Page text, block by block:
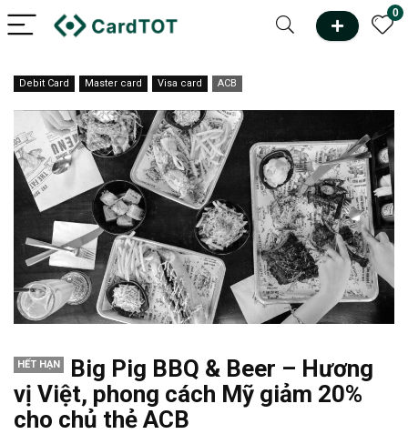
0
Debit Card Master card Visa card ACB
HẾT HẠN
Big Pig BBQ & Beer – Hương
vị Việt, phong cách Mỹ giảm 20%
cho chủ thẻ ACB